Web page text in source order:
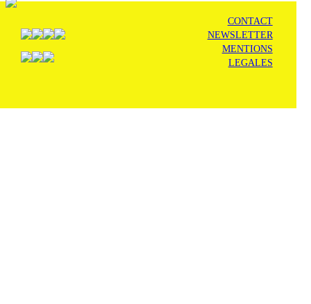
CONTACT
NEWSLETTER
MENTIONS
LEGALES